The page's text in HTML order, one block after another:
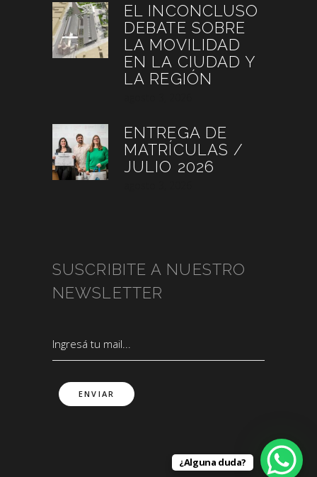
EL INCONCLUSO
DEBATE SOBRE
LA MOVILIDAD
EN LA CIUDAD Y
LA REGIÓN
ENTREGA DE
MATRÍCULAS /
JULIO 2026
SUSCRIBITE A NUESTRO
NEWSLETTER
¿Alguna duda?